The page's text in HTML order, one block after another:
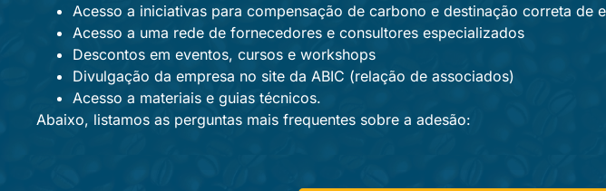
Acesso a iniciativas para compensação de carbono e destinação correta de
Acesso a uma rede de fornecedores e consultores especializados
Descontos em eventos, cursos e workshops
Divulgação da empresa no site da ABIC (relação de associados)
Acesso a materiais e guias técnicos.
Abaixo, listamos as perguntas mais frequentes sobre a adesão: